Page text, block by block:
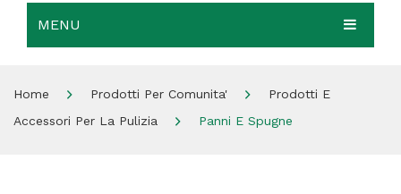
MENU
Home Prodotti Per Comunita'
Prodotti E
Accessori Per La Pulizia
Panni E Spugne